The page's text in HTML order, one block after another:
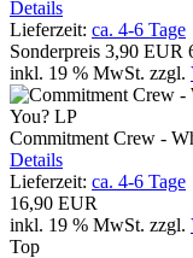
Details
Lieferzeit: ca. 4-6 Tage
Sonderpreis 3,90 EUR
inkl. 19 % MwSt. zzgl.
Commitment Crew -
Details
Lieferzeit: ca. 4-6 Tage
16,90 EUR
inkl. 19 % MwSt. zzgl.
Top